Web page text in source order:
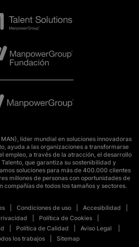
líder mundial en soluciones innovadoras
ayuda a las organizaciones a transformarse
empleo, a través de la atracción, el desarrollo
que garantiza su sostenibilidad y
soluciones para más de 400.000 clientes
millones de personas con oportunidades de
compañías de todos los tamaños y sectores.
Condiciones de uso
Accesibilidad
Política de Cookies
Política de Calidad
Aviso Legal
los trabajos
Sitemap